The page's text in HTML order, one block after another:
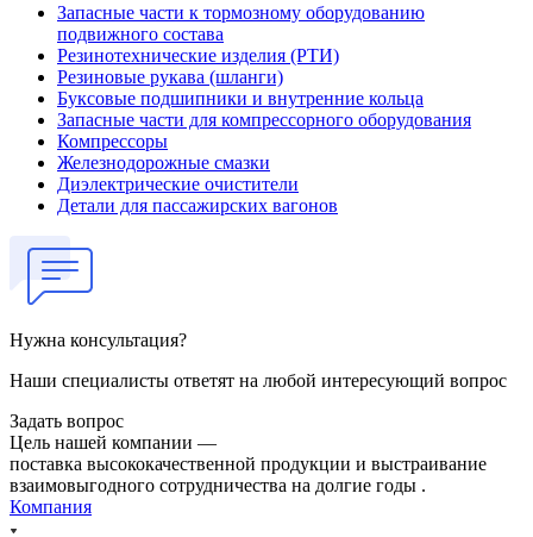
Запасные части к тормозному оборудованию
подвижного состава
Резинотехнические изделия (РТИ)
Резиновые рукава (шланги)
Буксовые подшипники и внутренние кольца
Запасные части для компрессорного оборудования
Компрессоры
Железнодорожные смазки
Диэлектрические очистители
Детали для пассажирских вагонов
Нужна консультация?
Наши специалисты ответят на любой интересующий вопрос
Задать вопрос
Цель нашей компании —
поставка высококачественной продукции и выстраивание
взаимовыгодного сотрудничества на долгие годы .
Компания